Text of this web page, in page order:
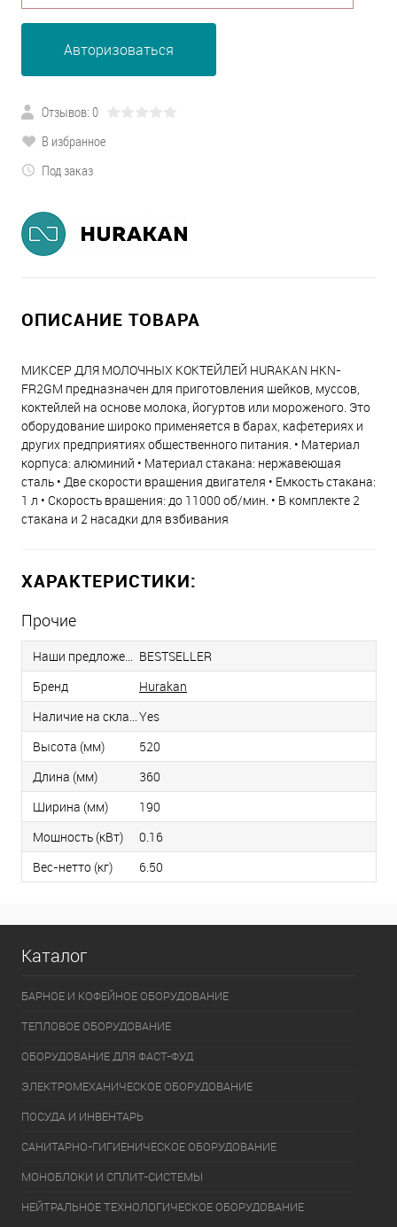
Авторизоваться
Отзывов: 0
В избранное
Под заказ
ОПИСАНИЕ ТОВАРА
МИКСЕР ДЛЯ МОЛОЧНЫХ КОКТЕЙЛЕЙ HURAKAN HKN-
FR2GM предназначен для приготовления шейков, муссов,
коктейлей на основе молока, йогуртов или мороженого. Это
оборудование широко применяется в барах, кафетериях и
других предприятиях общественного питания. • Материал
корпуса: алюминий • Материал стакана: нержавеющая
сталь • Две скорости вращения двигателя • Емкость стакана:
1 л • Скорость вращения: до 11000 об/мин. • В комплекте 2
стакана и 2 насадки для взбивания
ХАРАКТЕРИСТИКИ:
Прочие
Наши предложения BESTSELLER
Бренд
Hurakan
Наличие на складеYes
Высота (мм)
520
Длина (мм)
360
Ширина (мм)
190
Мощность (кВт)
0.16
Вес-нетто (кг)
6.50
Каталог
БАРНОЕ И КОФЕЙНОЕ ОБОРУДОВАНИЕ
ТЕПЛОВОЕ ОБОРУДОВАНИЕ
ОБОРУДОВАНИЕ ДЛЯ ФАСТ-ФУД
ЭЛЕКТРОМЕХАНИЧЕСКОЕ ОБОРУДОВАНИЕ
ПОСУДА И ИНВЕНТАРЬ
САНИТАРНО-ГИГИЕНИЧЕСКОЕ ОБОРУДОВАНИЕ
МОНОБЛОКИ И СПЛИТ-СИСТЕМЫ
НЕЙТРАЛЬНОЕ ТЕХНОЛОГИЧЕСКОЕ ОБОРУДОВАНИЕ